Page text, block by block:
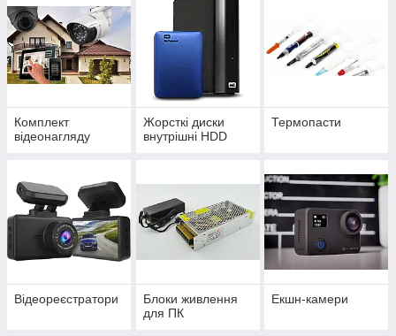
Комплект
відеонагляду
Жорсткі диски
внутрішні HDD
Термопасти
Відеореєстратори
Блоки живлення
для ПК
Екшн-камери